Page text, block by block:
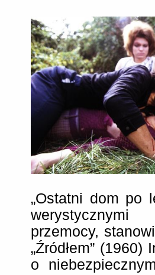
„Ostatni dom po
przemocy,
„Źródłem”
o